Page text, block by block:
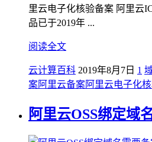
里云电子化核验备案 阿里云
品已于2019年 ...
阅读全文
云计算百科 2019年8月7日 1
案阿里云备案阿里云电子化
阿里云OSS绑定域